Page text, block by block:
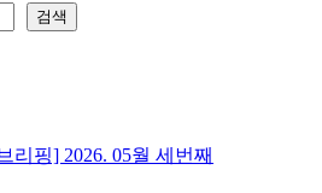
검색
리핑] 2026. 05월 세번째